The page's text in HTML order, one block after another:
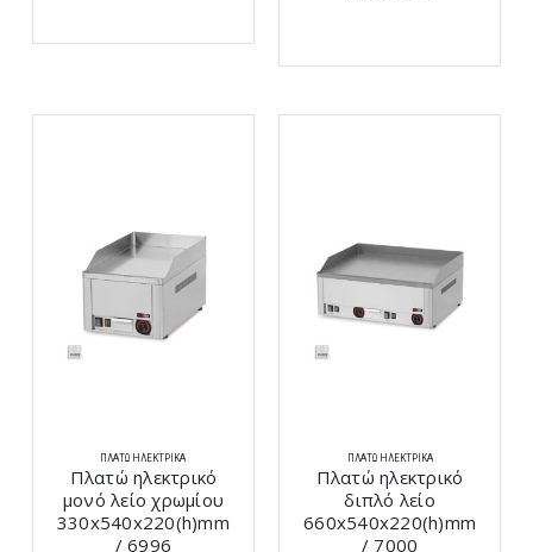
ΠΛΑΤΏ ΗΛΕΚΤΡΙΚΆ
Πλατώ ηλεκτρικό
μονό λείο χρωμίου
330x540x220(h)mm
/ 6996
ΠΛΑΤΏ ΗΛΕΚΤΡΙΚΆ
Πλατώ ηλεκτρικό
διπλό λείο
660x540x220(h)mm
/ 7000